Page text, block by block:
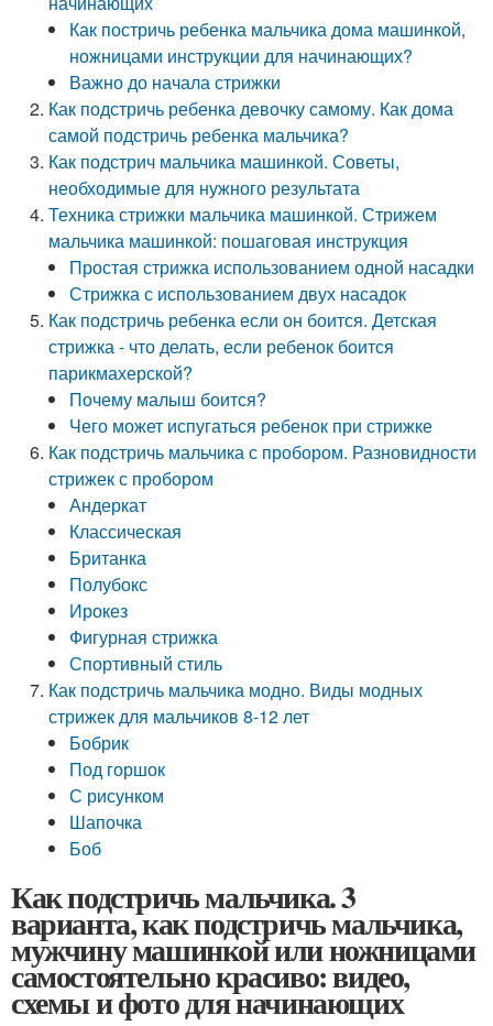
Как постричь ребенка мальчика дома машинкой,
ножницами инструкции для начинающих?
Важно до начала стрижки
Как подстричь ребенка девочку самому. Как дома
самой подстричь ребенка мальчика?
Как подстрич мальчика машинкой. Советы,
необходимые для нужного результата
Техника стрижки мальчика машинкой. Стрижем
мальчика машинкой: пошаговая инструкция
Простая стрижка использованием одной насадки
Стрижка с использованием двух насадок
Как подстричь ребенка если он боится. Детская
стрижка - что делать, если ребенок боится
парикмахерской?
Почему малыш боится?
Чего может испугаться ребенок при стрижке
Как подстричь мальчика с пробором. Разновидности
стрижек с пробором
Андеркат
Классическая
Британка
Полубокс
Ирокез
Фигурная стрижка
Спортивный стиль
Как подстричь мальчика модно. Виды модных
стрижек для мальчиков 8-12 лет
Бобрик
Под горшок
С рисунком
Шапочка
Боб
Как подстричь мальчика. 3
варианта, как подстричь мальчика,
мужчину машинкой или ножницами
самостоятельно красиво: видео,
схемы и фото для начинающих